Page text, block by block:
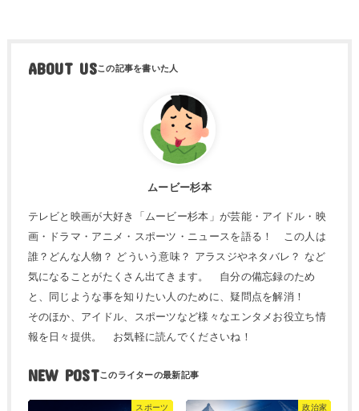
ABOUT US
ムービー杉本
テレビと映画が大好き「ムービー杉本」が芸能・アイドル・映
画・ドラマ・アニメ・スポーツ・ニュースを語る！ この人は
誰？どんな人物？ どういう意味？ アラスジやネタバレ？ など
気になることがたくさん出てきます。 自分の備忘録のため
と、同じような事を知りたい人のために、疑問点を解消！
そのほか、アイドル、スポーツなど様々なエンタメお役立ち情
報を日々提供。 お気軽に読んでくださいね！
NEW POST
スポーツ 政治家